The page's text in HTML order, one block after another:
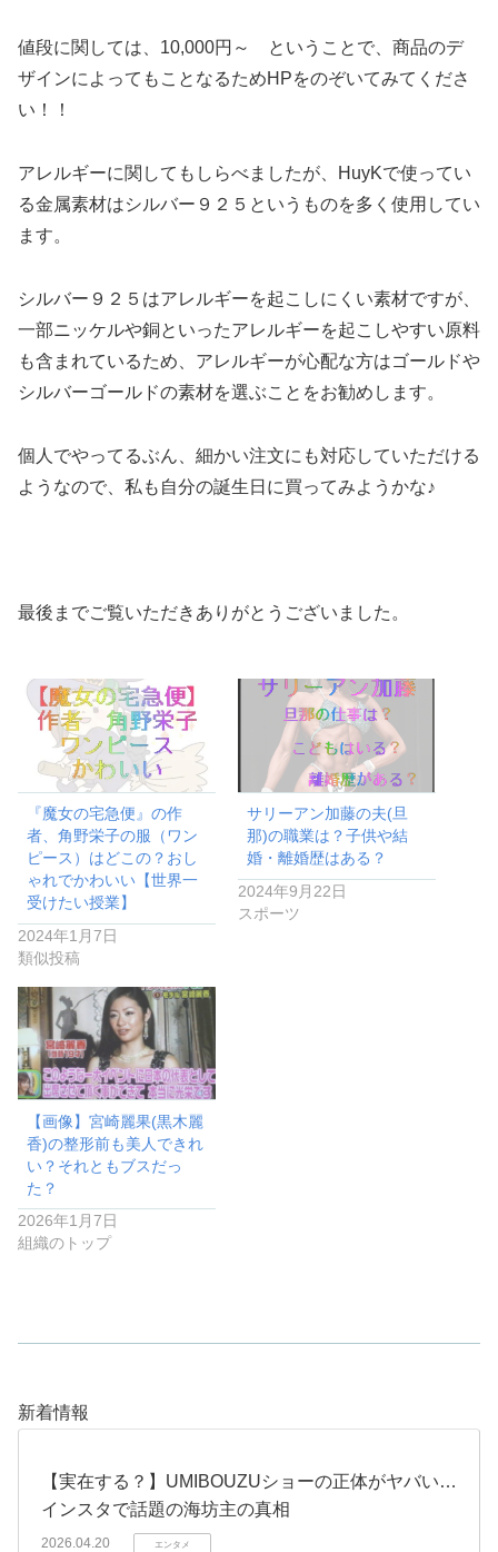
値段に関しては、10,000円～ ということで、商品のデ
ザインによってもことなるためHPをのぞいてみてくださ
い！！
アレルギーに関してもしらべましたが、HuyKで使ってい
る金属素材はシルバー９２５というものを多く使用してい
ます。
シルバー９２５はアレルギーを起こしにくい素材ですが、
一部ニッケルや銅といったアレルギーを起こしやすい原料
も含まれているため、アレルギーが心配な方はゴールドや
シルバーゴールドの素材を選ぶことをお勧めします。
個人でやってるぶん、細かい注文にも対応していただける
ようなので、私も自分の誕生日に買ってみようかな♪
最後までご覧いただきありがとうございました。
『魔女の宅急便』の作
者、角野栄子の服（ワン
ピース）はどこの？おし
ゃれでかわいい【世界一
受けたい授業】
2024年1月7日
類似投稿
サリーアン加藤の夫(旦
那)の職業は？子供や結
婚・離婚歴はある？
2024年9月22日
スポーツ
【画像】宮崎麗果(黒木麗
香)の整形前も美人できれ
い？それともブスだっ
た？
2026年1月7日
組織のトップ
新着情報
【実在する？】UMIBOUZUショーの正体がヤバい…
インスタで話題の海坊主の真相
2026.04.20 エンタメ